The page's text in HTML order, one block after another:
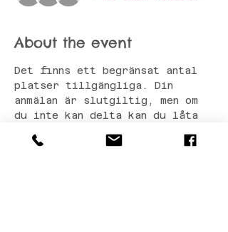
About the event
Det finns ett begränsat antal
platser tillgängliga. Din
anmälan är slutgiltig, men om
du inte kan delta kan du låta